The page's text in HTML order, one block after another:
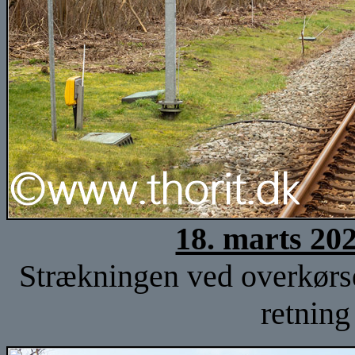
18. marts
Strækningen ved